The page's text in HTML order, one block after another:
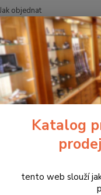
Jak objednat
Zbraně Dlouhé
CZ 600 +
Katalog
tento web slouží